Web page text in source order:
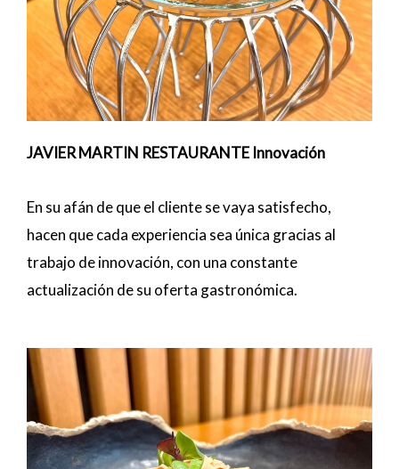
JAVIER MARTIN RESTAURANTE Innovación
En su afán de que el cliente se vaya satisfecho,
hacen que cada experiencia sea única gracias al
trabajo de innovación, con una constante
actualización de su oferta gastronómica.